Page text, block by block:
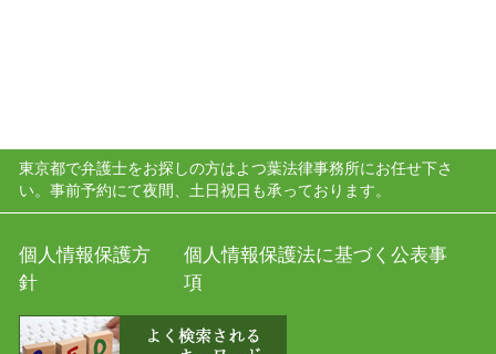
東京都で弁護士をお探しの方はよつ葉法律事務所にお任せ下さ
い。事前予約にて夜間、土日祝日も承っております。
個人情報保護方
針
個人情報保護法に基づく公表事
項